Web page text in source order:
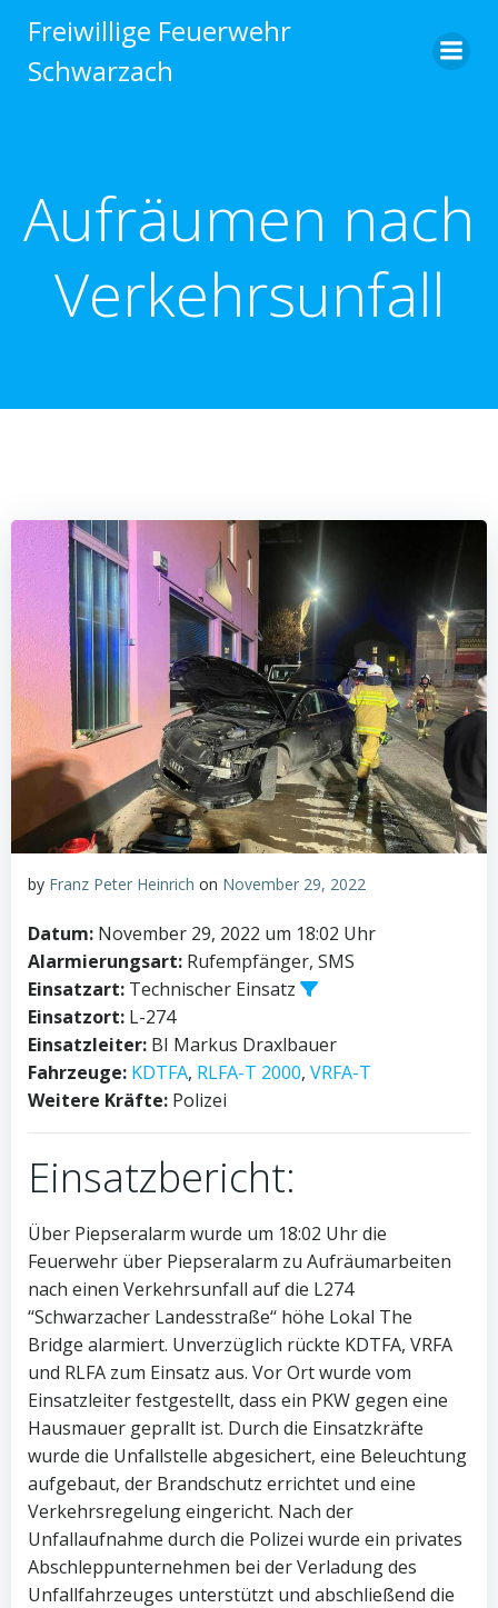
Inhalt
Freiwillige Feuerwehr
Schwarzach
Aufräumen nach
Verkehrsunfall
by Franz Peter Heinrich on November 29, 2022
Datum: November 29, 2022 um 18:02 Uhr
Alarmierungsart: Rufempfänger, SMS
Einsatzart: Technischer Einsatz
Einsatzort: L-274
Einsatzleiter: BI Markus Draxlbauer
Fahrzeuge: KDTFA, RLFA-T 2000, VRFA-T
Weitere Kräfte: Polizei
Einsatzbericht:
Über Piepseralarm wurde um 18:02 Uhr die
Feuerwehr über Piepseralarm zu Aufräumarbeiten
nach einen Verkehrsunfall auf die L274
‘‘Schwarzacher Landesstraße‘‘ höhe Lokal The
Bridge alarmiert. Unverzüglich rückte KDTFA, VRFA
und RLFA zum Einsatz aus. Vor Ort wurde vom
Einsatzleiter festgestellt, dass ein PKW gegen eine
Hausmauer geprallt ist. Durch die Einsatzkräfte
wurde die Unfallstelle abgesichert, eine Beleuchtung
aufgebaut, der Brandschutz errichtet und eine
Verkehrsregelung eingericht. Nach der
Unfallaufnahme durch die Polizei wurde ein privates
Abschleppunternehmen bei der Verladung des
Unfallfahrzeuges unterstützt und abschließend die